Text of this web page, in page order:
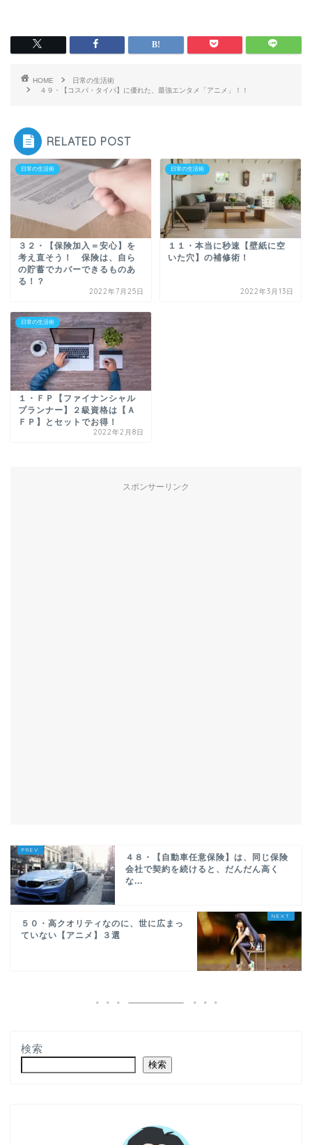
HOME
日常の生活術
４９・【コスパ・タイパ】に優れた、最強エンタメ「アニメ」！！
RELATED POST
日常の生活術
３２・【保険加入＝安心】を
考え直そう！ 保険は、自ら
の貯蓄でカバーできるものあ
る！？
2022年7月25日
日常の生活術
１１・本当に秒速【壁紙に空
いた穴】の補修術！
2022年3月13日
日常の生活術
１・ＦＰ【ファイナンシャル
プランナー】２級資格は【Ａ
ＦＰ】とセットでお得！
2022年2月8日
スポンサーリンク
４８・【自動車任意保険】は、同じ保険
会社で契約を続けると、だんだん高く
な...
５０・高クオリティなのに、世に広まっ
ていない【アニメ】３選
検索
検索